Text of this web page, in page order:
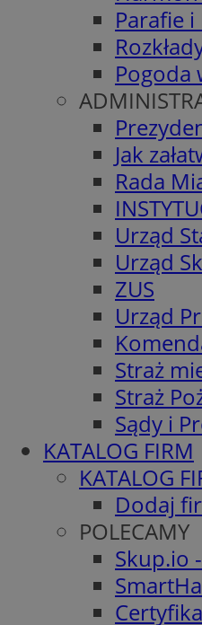
Parafie
Pogoda
Jak
Rada
Urząd
Urząd
ZUS
Urząd
Straż
Straż
Sądy i
KATALOG FIRM
KATALOG
Dodaj
POLECAMY
Skup.io